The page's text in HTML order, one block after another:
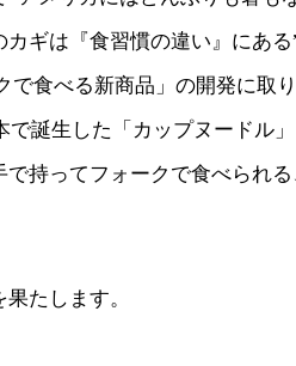
ギは『食習慣の違い』にあ
で食べる新商品」の開発に取
誕生した「カップヌードル
持ってフォークで食べられ
たします。